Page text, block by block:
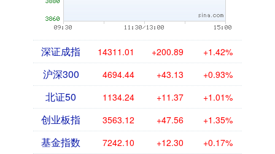
深证成指 14311.01 +200.89 +1.42%
沪深300 4694.44 +43.13 +0.93%
北证50 1134.24 +11.37 +1.01%
创业板指 3563.12 +47.56 +1.35%
基金指数 7242.10 +12.30 +0.17%